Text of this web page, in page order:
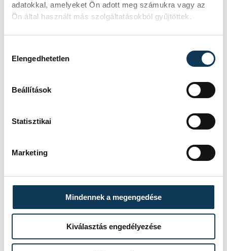
adatokkal, amelyeket Ön adott meg számukra vagy az
Ön által használt más szolgáltatásokból gyűjtöttek.
Elengedhetetlen
Beállítások
Statisztikai
Marketing
Mindennek a megengedése
Kiválasztás engedélyezése
KÖZÉLET
államfőnek a Tisza
elnöknek a Tisza párt parlamenti
Egy furcsa halkonzerv
lett az Év Strandétele -
mutatjuk!